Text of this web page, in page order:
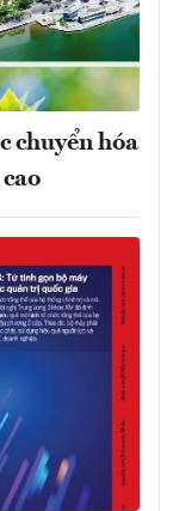
chuyển hóa